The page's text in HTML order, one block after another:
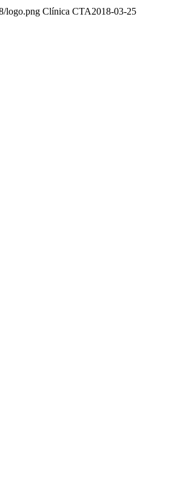
logo.png Clínica CTA2018-03-25